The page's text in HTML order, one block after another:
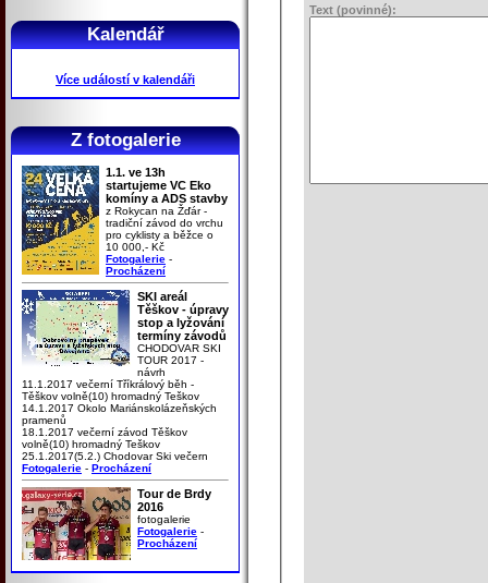
Kalendář
Více událostí v kalendáři
Z fotogalerie
1.1. ve 13h
startujeme VC Eko
komíny a ADS stavby
z Rokycan na Žďár -
tradiční závod do vrchu
pro cyklisty a běžce o
10 000,- Kč
Fotogalerie -
Procházení
SKI areál
Těškov - úpravy
stop a lyžování
termíny závodů
CHODOVAR SKI
TOUR 2017 -
návrh
11.1.2017 večerní Tříkrálový běh -
Těškov volně(10) hromadný Teškov
14.1.2017 Okolo Mariánskolázeňských
pramenů
18.1.2017 večerní závod Těškov
volně(10) hromadný Teškov
25.1.2017(5.2.) Chodovar Ski večern
Fotogalerie - Procházení
Tour de Brdy
2016
fotogalerie
Fotogalerie -
Procházení
Text (povinné):